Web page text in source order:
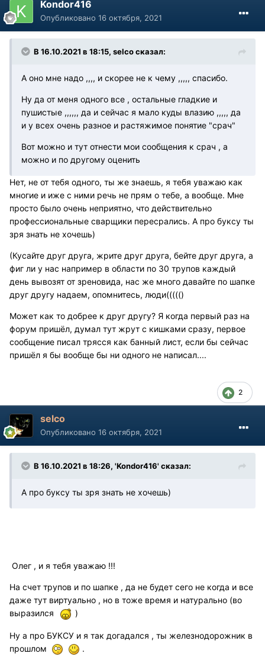
Kondor416
Опубликовано 16 октября, 2021
В 16.10.2021 в 18:15, selco сказал:
А оно мне надо ,,,, и скорее не к чему ,,,,, спасибо.
Ну да от меня одного все , остальные гладкие и
пушистые ,,,,,, да и сейчас я мало куды влазию ,,,,, да
и у всех очень разное и растяжимое понятие "срач"
Вот можно и тут отнести мои сообщения к срач , а
можно и по другому оценить
Нет, не от тебя одного, ты же знаешь, я тебя уважаю как
многие и иже с ними речь не прям о тебе, а вообще. Мне
просто было очень неприятно, что действительно
профессиональные сварщики пересрались. А про буксу ты
зря знать не хочешь)
(Кусайте друг друга, жрите друг друга, бейте друг друга, а
фиг ли у нас например в области по 30 трупов каждый
день вывозят от зреновида, нас же много давайте по шапке
друг другу надаем, опомнитесь, люди((((()
Может как то добрее к друг другу? Я когда первый раз на
форум пришёл, думал тут жрут с кишками сразу, первое
сообщение писал трясся как банный лист, если бы сейчас
пришёл я бы вообще бы ни одного не написал....
2
selco
Опубликовано 16 октября, 2021
В 16.10.2021 в 18:26, 'Kondor416' сказал:
А про буксу ты зря знать не хочешь)
Олег , и я тебя уважаю !!!
На счет трупов и по шапке , да не будет сего не когда и все
даже тут виртуально , но в тоже время и натурально (во
выразился
)
Ну а про БУКСУ и я так догадался , ты железнодорожник в
прошлом
.